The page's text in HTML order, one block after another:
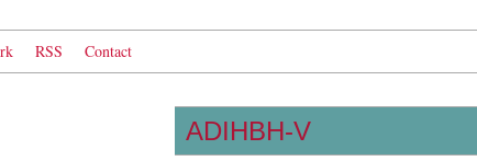
RSS Contact
ADIHBH-V